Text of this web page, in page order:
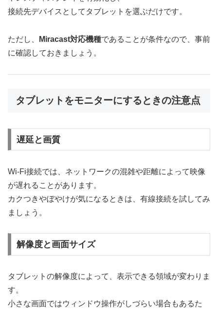
接続先デバイスとしてタブレットを選ぶだけです。
ただし、 Miracast対応機種であることが条件なので、事前
に確認しておきましょう。
タブレットをモニターにするときの注意点
遅延と画質
Wi-Fi接続では、ネットワークの混雑や距離によって映像
が遅れることがあります。
カクつきやぼやけが気になるときは、有線接続を試してみ
ましょう。
解像度と画面サイズ
タブレットの解像度によって、表示できる領域が変わりま
す。
小さな画面ではウィンドウ操作がしづらい場合もあるた